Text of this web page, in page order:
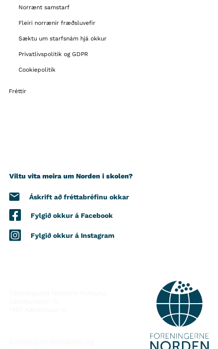
Norrænt samstarf
Fleiri norrænir fræðsluvefir
Sæktu um starfsnám hjá okkur
Privatlivspolitik og GDPR
Cookiepolitik
Fréttir
Viltu vita meira um Norden i skolen?
Áskrift að fréttabréfinu okkar
Fylgið okkur á Facebook
Fylgið okkur á Instagram